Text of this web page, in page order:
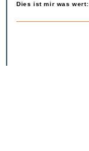
Dies ist mir was wert: